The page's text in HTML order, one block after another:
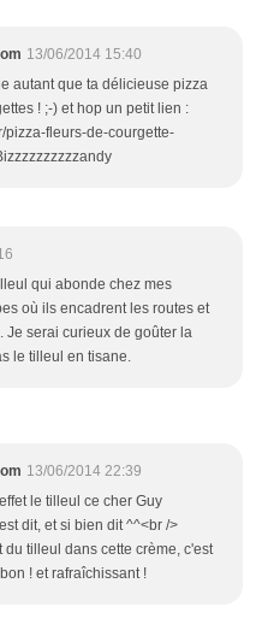
13/06/2014 15:40
autant que ta délicieuse pizza
! ;-) et hop un petit lien :
pizza-fleurs-de-courgette-
qui abonde chez mes
où ils encadrent les routes et
Je serai curieux de goûter la
le tilleul en tisane.
13/06/2014 22:39
le tilleul ce cher Guy
dit, et si bien dit ^^<br />
du tilleul dans cette crème, c'est
! et rafraîchissant !